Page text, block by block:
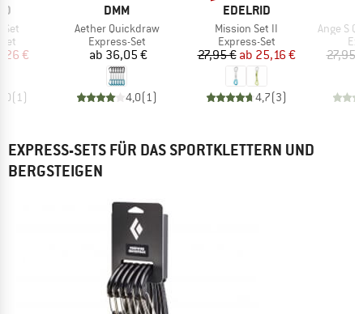
Set
Preis
€
( 1)
MARKE
DMM
Artikel
Aether Quickdraw
Produktgruppe
Express-Set
Preis
ab 36,05 €
4,0( 1)
MARKE
EDELRID
Artikel
Mission Set II
Produktgruppe
Express-Set
Preis
27,95 € reduzierter Preis
ab 25,16 €
4,7(3)
Artikel
Ange S
27,95
EXPRESS-SETS FÜR DAS SPORTKLETTERN UND
BERGSTEIGEN